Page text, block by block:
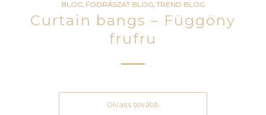
BLOG, FODRÁSZAT BLOG,TREND BLOG
Curtain bangs – Függöny
frufru
Olvass tovább